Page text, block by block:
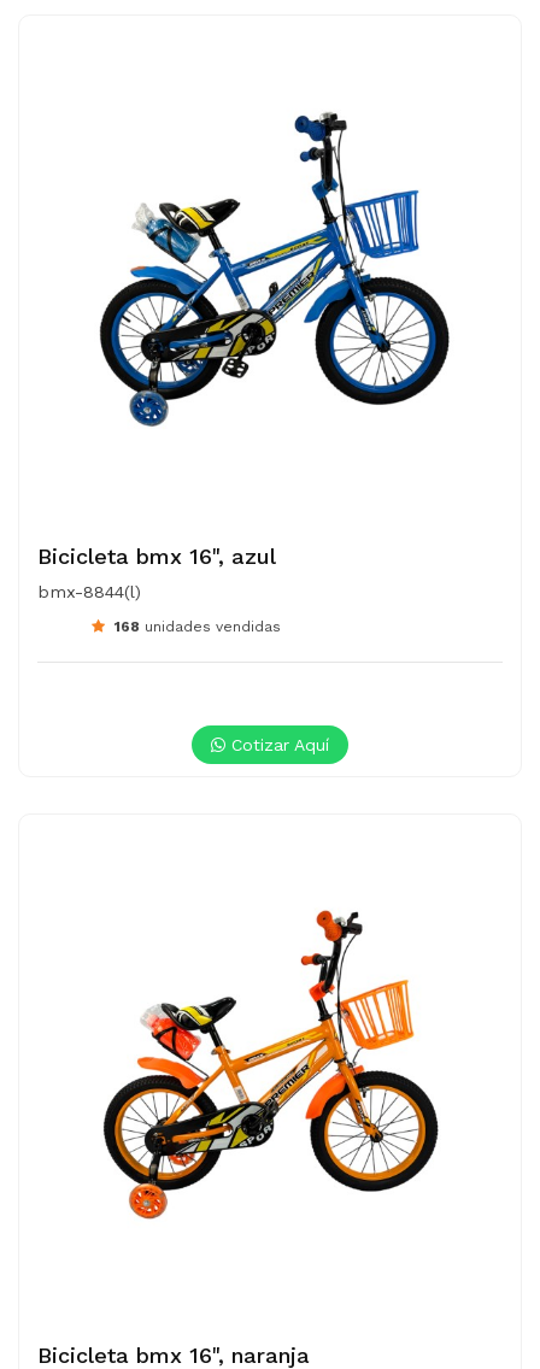
Bicicleta bmx 16", azul
bmx-8844(l)
168 unidades vendidas
Cotizar Aquí
Bicicleta bmx 16", naranja